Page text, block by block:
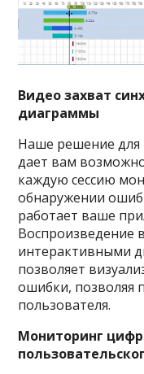
Видео захват
диаграммы
Наше решение для
дает вам
каждую сессию
обнаружении
работает ваше
Воспроизведение
интерактивными
позволяет
ошибки, позволяя
пользователя.
Мониторинг